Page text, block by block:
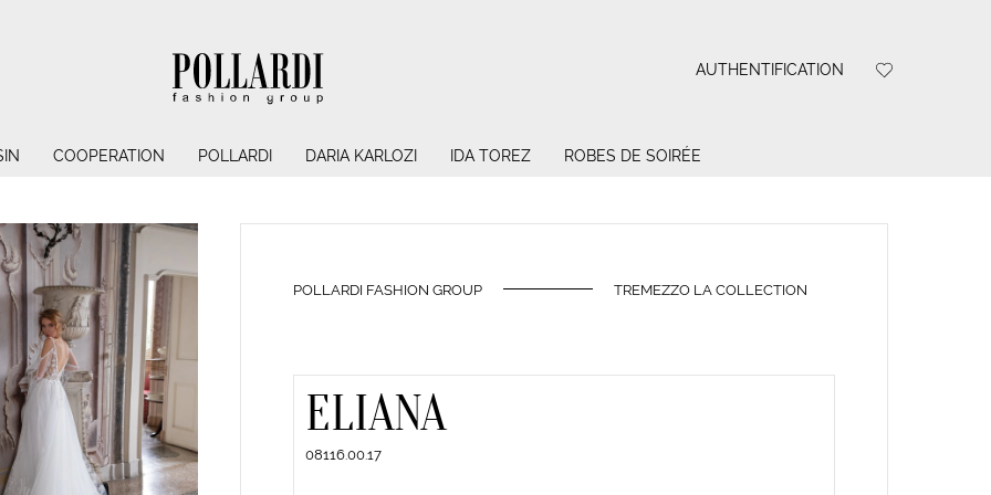
AUTHENTIFICATION
COOPERATION POLLARDI DARIA KARLOZI IDA TOREZ ROBES DE SOIRÉE
POLLARDI FASHION GROUP TREMEZZO LA COLLECTION
ELIANA
08116.00.17